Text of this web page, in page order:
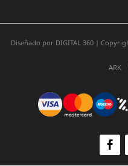
Diseñado por DIGITAL 360 |
ARK